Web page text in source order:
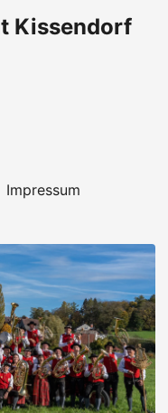
Kissendorf
Impressum